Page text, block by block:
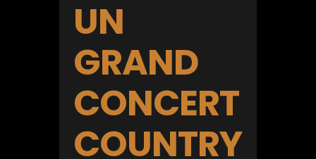
UN
GRAND
CONCERT
COUNTRY